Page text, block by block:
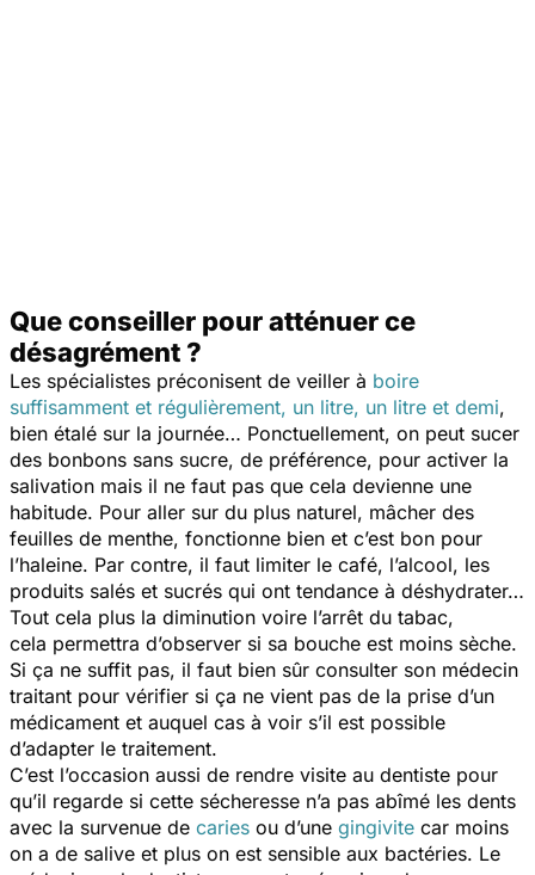
Que conseiller pour atténuer ce
désagrément ?
Les spécialistes préconisent de veiller à boire
suffisamment et régulièrement, un litre, un litre et demi,
bien étalé sur la journée… Ponctuellement, on peut sucer
des bonbons sans sucre, de préférence, pour activer la
salivation mais il ne faut pas que cela devienne une
habitude. Pour aller sur du plus naturel, mâcher des
feuilles de menthe, fonctionne bien et c’est bon pour
l’haleine. Par contre, il faut limiter le café, l’alcool, les
produits salés et sucrés qui ont tendance à déshydrater…
Tout cela plus la diminution voire l’arrêt du tabac,
cela permettra d’observer si sa bouche est moins sèche.
Si ça ne suffit pas, il faut bien sûr consulter son médecin
traitant pour vérifier si ça ne vient pas de la prise d’un
médicament et auquel cas à voir s’il est possible
d’adapter le traitement.
C’est l’occasion aussi de rendre visite au dentiste pour
qu’il regarde si cette sécheresse n’a pas abîmé les dents
avec la survenue de caries ou d’une gingivite car moins
on a de salive et plus on est sensible aux bactéries. Le